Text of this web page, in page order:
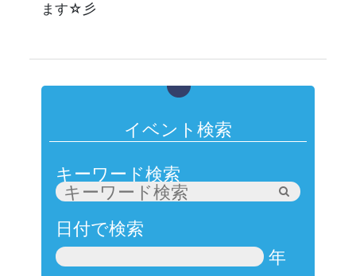
ます☆彡
イベント検索
キーワード検索
日付で検索
年